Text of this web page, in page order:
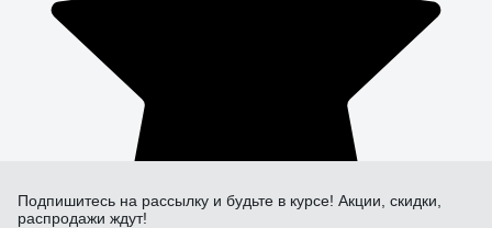
Подпишитесь на рассылку и будьте в курсе! Акции, скидки,
распродажи ждут!